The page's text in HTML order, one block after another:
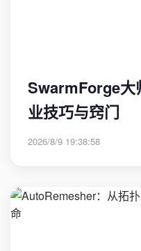
SwarmForge大
业技巧与窍门
2026/8/9 19:38:58